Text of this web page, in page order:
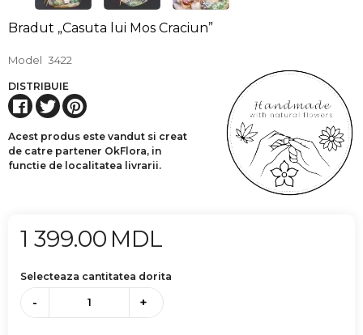
Bradut „Casuta lui Mos Craciun”
Model 3422
DISTRIBUIE
Acest produs este vandut si creat
de catre partener OkFlora, in
functie de localitatea livrarii.
1 399.00 MDL
Selecteaza cantitatea dorita
- +